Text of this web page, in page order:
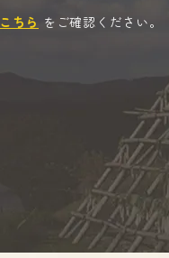
こちら をご確認ください。